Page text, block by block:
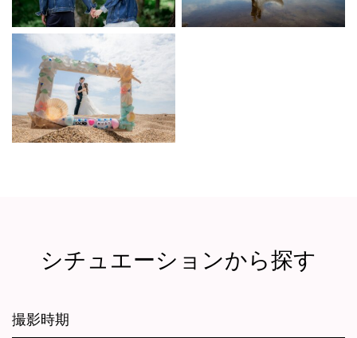
シチュエーションから探す
撮影時期